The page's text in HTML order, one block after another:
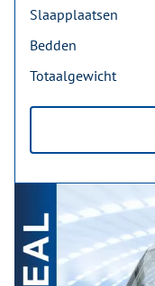
Slaapplaatsen
Bedden
Totaalgewicht